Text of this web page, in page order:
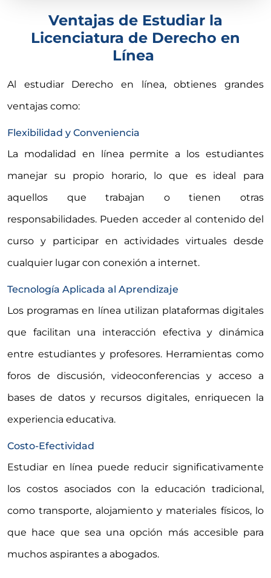
Ventajas de Estudiar la
Licenciatura de Derecho en
Línea
Al estudiar Derecho en línea, obtienes grandes
ventajas como:
Flexibilidad y Conveniencia
La modalidad en línea permite a los estudiantes
manejar su propio horario, lo que es ideal para
aquellos que trabajan o tienen otras
responsabilidades. Pueden acceder al contenido del
curso y participar en actividades virtuales desde
cualquier lugar con conexión a internet.
Tecnología Aplicada al Aprendizaje
Los programas en línea utilizan plataformas digitales
que facilitan una interacción efectiva y dinámica
entre estudiantes y profesores. Herramientas como
foros de discusión, videoconferencias y acceso a
bases de datos y recursos digitales, enriquecen la
experiencia educativa.
Costo-Efectividad
Estudiar en línea puede reducir significativamente
los costos asociados con la educación tradicional,
como transporte, alojamiento y materiales físicos, lo
que hace que sea una opción más accesible para
muchos aspirantes a abogados.